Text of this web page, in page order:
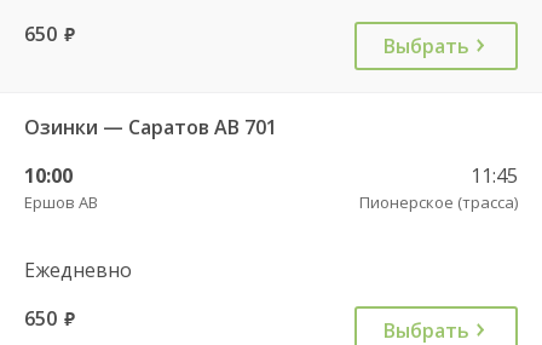
650 руб. Выбрать
Озинки — Саратов АВ 701
10:00
Ершов АВ
11:45
Пионерское (трасса)
Ежедневно
650 руб. Выбрать